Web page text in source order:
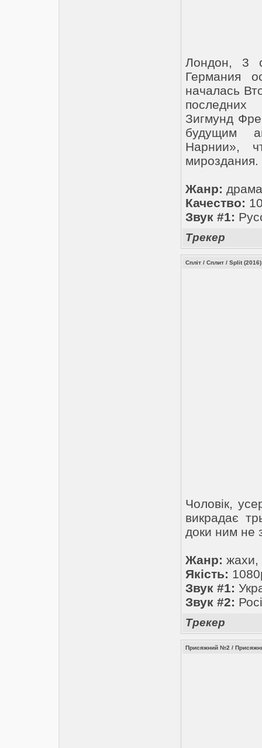
Лондон, 3
Германия
началась
последних
Зигмунд
будущим
Нарнии»,
мироздания.
Жанр: драма
Качество:
Звук #1:
Трекер
Спліт / Сплит / Split (2016)
Чоловік,
викрадає
доки ним не
Жанр: жахи,
Якість:
Звук #1:
Звук #2:
Трекер
Присяжний №2 /